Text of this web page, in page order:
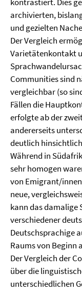
archivierten,
und gezielten
Der Vergleich
Varietätenkontakt
Communities sind
vergleichbar (so
Fällen die
erfolgte ab der
andererseits
deutlich
Während in
sehr homogen
von Emigrant/
neue,
kann das damalige
verschiedener
Deutschsprachige
Raums von Beginn
Der Vergleich der
über die
unterschiedlichen